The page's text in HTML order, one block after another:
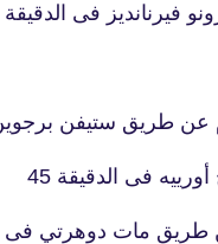
فى الدقيقة 31.
عن طريق ستيفن برجوين
فى الدقيقة 45
مات دوهرتي فى